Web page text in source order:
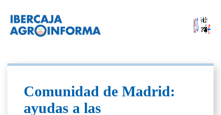
Comunidad de Madrid:
ayudas a las